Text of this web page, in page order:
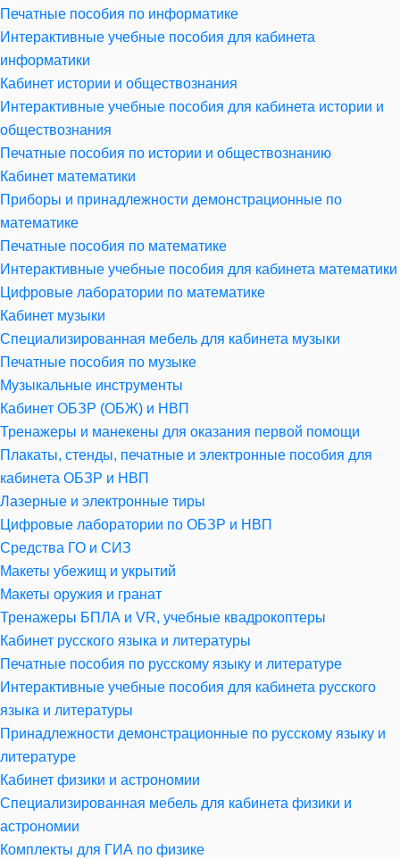
Печатные пособия по информатике
Интерактивные учебные пособия для кабинета
информатики
Кабинет истории и обществознания
Интерактивные учебные пособия для кабинета истории и
обществознания
Печатные пособия по истории и обществознанию
Кабинет математики
Приборы и принадлежности демонстрационные по
математике
Печатные пособия по математике
Интерактивные учебные пособия для кабинета математики
Цифровые лаборатории по математике
Кабинет музыки
Специализированная мебель для кабинета музыки
Печатные пособия по музыке
Музыкальные инструменты
Кабинет ОБЗР (ОБЖ) и НВП
Тренажеры и манекены для оказания первой помощи
Плакаты, стенды, печатные и электронные пособия для
кабинета ОБЗР и НВП
Лазерные и электронные тиры
Цифровые лаборатории по ОБЗР и НВП
Средства ГО и СИЗ
Макеты убежищ и укрытий
Макеты оружия и гранат
Тренажеры БПЛА и VR, учебные квадрокоптеры
Кабинет русского языка и литературы
Печатные пособия по русскому языку и литературе
Интерактивные учебные пособия для кабинета русского
языка и литературы
Принадлежности демонстрационные по русскому языку и
литературе
Кабинет физики и астрономии
Специализированная мебель для кабинета физики и
астрономии
Комплекты для ГИА по физике